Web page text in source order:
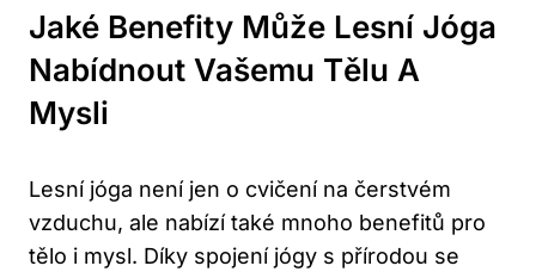
Jaké Benefity Může Lesní Jóga
Nabídnout Vašemu Tělu A
Mysli
Lesní jóga není jen o cvičení na čerstvém
vzduchu, ale nabízí také mnoho benefitů pro
tělo i mysl. Díky spojení jógy s přírodou se